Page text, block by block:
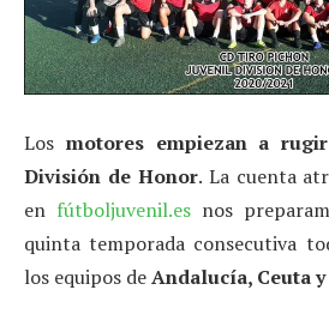
Los motores empiezan a rugir
División de Honor. La cuenta
en fútboljuvenil.esnos
quinta temporada consecutiva
los equipos deAndalucía, Ceuta